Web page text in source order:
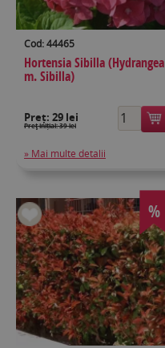
Cod: 44465
Hortensia Sibilla (Hydrangea
m. Sibilla)
Preț: 29 lei
Preţ inițial: 39 lei
» Mai multe detalii
%